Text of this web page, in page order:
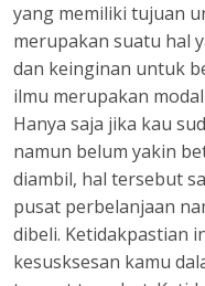
yang memiliki tujuan
merupakan suatu hal
dan keinginan untuk
ilmu merupakan
Hanya saja jika kau
namun belum yakin
diambil, hal tersebut
pusat perbelanjaan
dibeli. Ketidakpastian
kesusksesan kamu